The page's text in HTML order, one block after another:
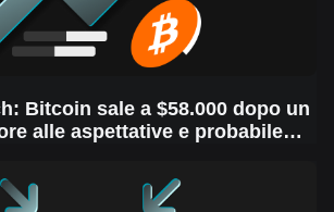
Bitcoin sale a $58.000 dopo un
alle aspettative e probabile
contesto di volatilità dei mercati